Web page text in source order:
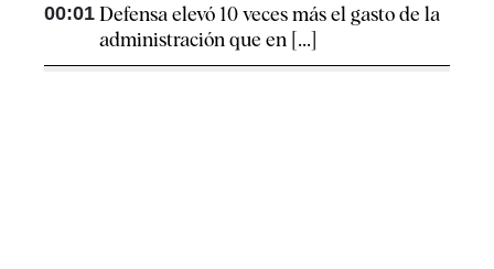
00:01 Defensa elevó 10 veces más el gasto de la
administración que en [...]